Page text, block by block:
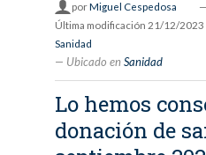
porMiguel Cespedosa —
Última modificación 21/12/2023
Sanidad
Ubicado en Sanidad
Lo hemos
donación de